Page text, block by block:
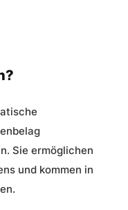
Sie ermöglichen
und kommen in